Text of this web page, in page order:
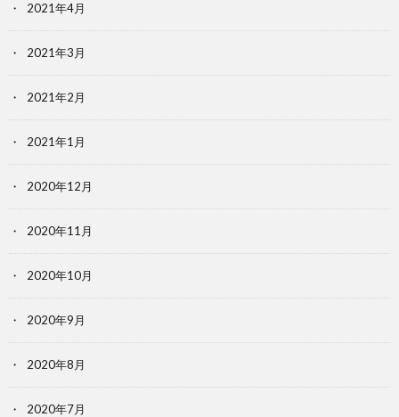
2021年4月
2021年3月
2021年2月
2021年1月
2020年12月
2020年11月
2020年10月
2020年9月
2020年8月
2020年7月